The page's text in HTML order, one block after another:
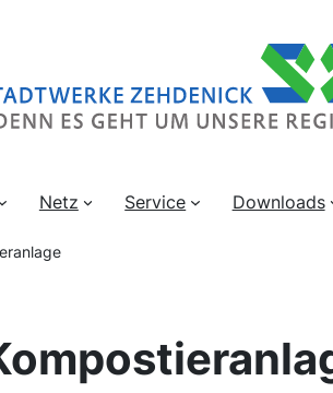
Netz Service Downloads